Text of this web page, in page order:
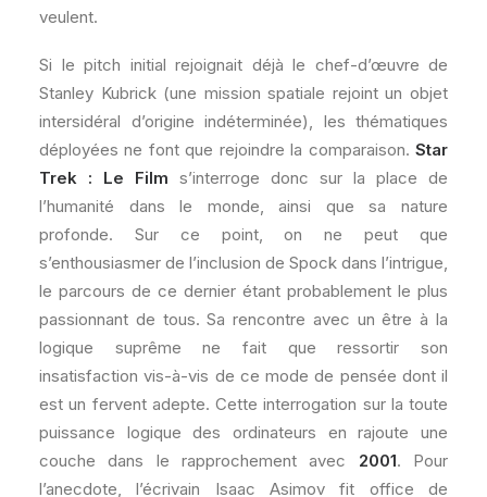
veulent.
Si le pitch initial rejoignait déjà le chef-d’œuvre de
Stanley Kubrick (une mission spatiale rejoint un objet
intersidéral d’origine indéterminée), les thématiques
déployées ne font que rejoindre la comparaison. Star
Trek : Le Film s’interroge donc sur la place de
l’humanité dans le monde, ainsi que sa nature
profonde. Sur ce point, on ne peut que
s’enthousiasmer de l’inclusion de Spock dans l’intrigue,
le parcours de ce dernier étant probablement le plus
passionnant de tous. Sa rencontre avec un être à la
logique suprême ne fait que ressortir son
insatisfaction vis-à-vis de ce mode de pensée dont il
est un fervent adepte. Cette interrogation sur la toute
puissance logique des ordinateurs en rajoute une
couche dans le rapprochement avec 2001. Pour
l’anecdote, l’écrivain Isaac Asimov fit office de